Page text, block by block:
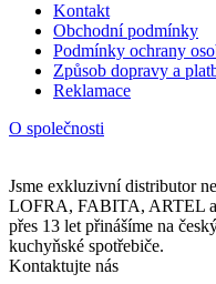
Kontakt
Obchodní podmínky
Podmínky ochrany
Způsob dopravy a
Reklamace
O společnosti
Jsme exkluzivní distributor
LOFRA, FABITA, ARTEL
přes 13 let přinášíme na
kuchyňské spotřebiče.
Kontaktujte nás